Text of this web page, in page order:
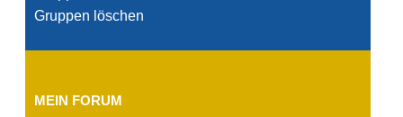
Gruppen löschen
MEIN FORUM